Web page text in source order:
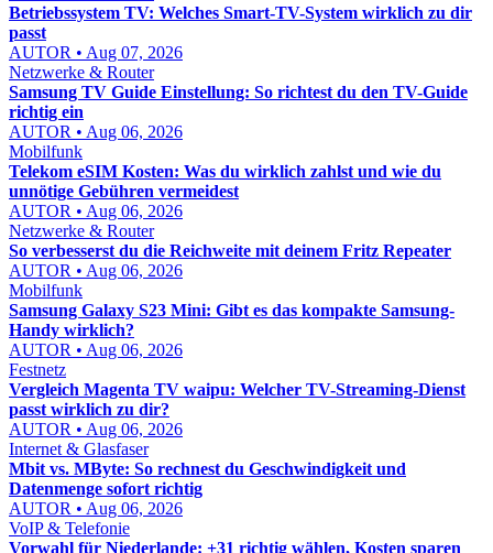
Betriebssystem TV: Welches Smart-TV-System wirklich zu dir
passt
AUTOR • Aug 07, 2026
Netzwerke & Router
Samsung TV Guide Einstellung: So richtest du den TV-Guide
richtig ein
AUTOR • Aug 06, 2026
Mobilfunk
Telekom eSIM Kosten: Was du wirklich zahlst und wie du
unnötige Gebühren vermeidest
AUTOR • Aug 06, 2026
Netzwerke & Router
So verbesserst du die Reichweite mit deinem Fritz Repeater
AUTOR • Aug 06, 2026
Mobilfunk
Samsung Galaxy S23 Mini: Gibt es das kompakte Samsung-
Handy wirklich?
AUTOR • Aug 06, 2026
Festnetz
Vergleich Magenta TV waipu: Welcher TV-Streaming-Dienst
passt wirklich zu dir?
AUTOR • Aug 06, 2026
Internet & Glasfaser
Mbit vs. MByte: So rechnest du Geschwindigkeit und
Datenmenge sofort richtig
AUTOR • Aug 06, 2026
VoIP & Telefonie
Vorwahl für Niederlande: +31 richtig wählen, Kosten sparen